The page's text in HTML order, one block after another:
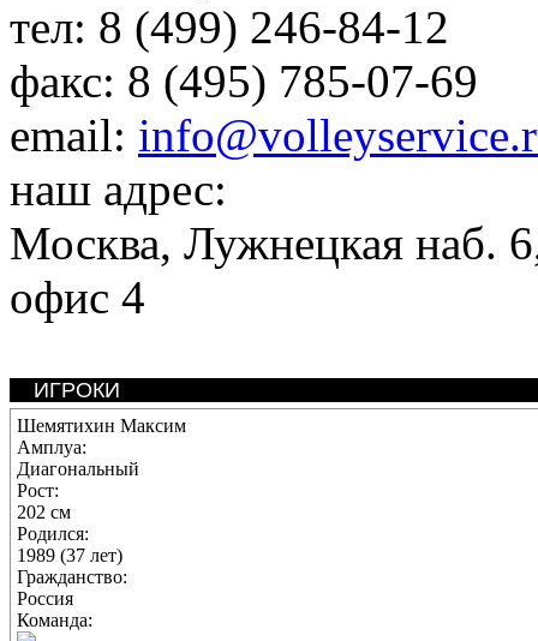
тел: 8 (499) 246-84-12
факс: 8 (495) 785-07-69
email:
наш адрес:
Москва, Лужнецкая наб.
офис 4
ИГРОКИ
Шемятихин Максим
Амплуа:
Диагональный
Рост:
202 см
Родился:
1989 (37 лет)
Гражданство:
Россия
Команда: